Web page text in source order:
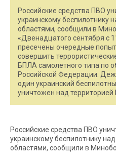
Российские средства ПВО
украинскому беспилотнику
областями, сообщили в
«Двенадцатого сентября с
пресечены очередные
совершить
БПЛА самолетного типа по
Российской Федерации.
один украинский
уничтожен над территорией
Российские средства ПВО
украинскому беспилотнику
областями, сообщили в